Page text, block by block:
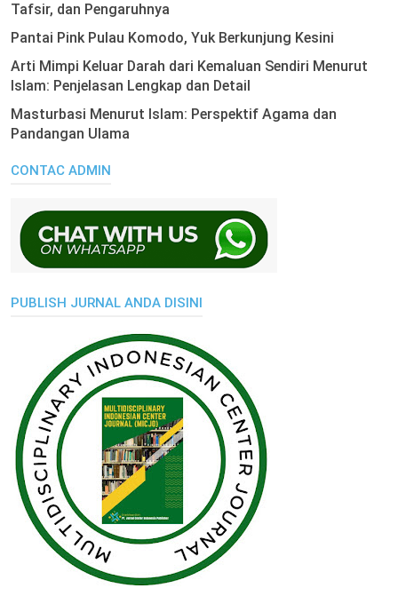
Tafsir, dan Pengaruhnya
Pantai Pink Pulau Komodo, Yuk Berkunjung Kesini
Arti Mimpi Keluar Darah dari Kemaluan Sendiri Menurut
Islam: Penjelasan Lengkap dan Detail
Masturbasi Menurut Islam: Perspektif Agama dan
Pandangan Ulama
CONTAC ADMIN
PUBLISH JURNAL ANDA DISINI